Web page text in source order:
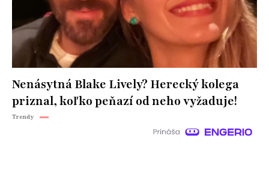
Nenásytná Blake Lively? Herecký kolega
priznal, koľko peňazí od neho vyžaduje!
Trendy